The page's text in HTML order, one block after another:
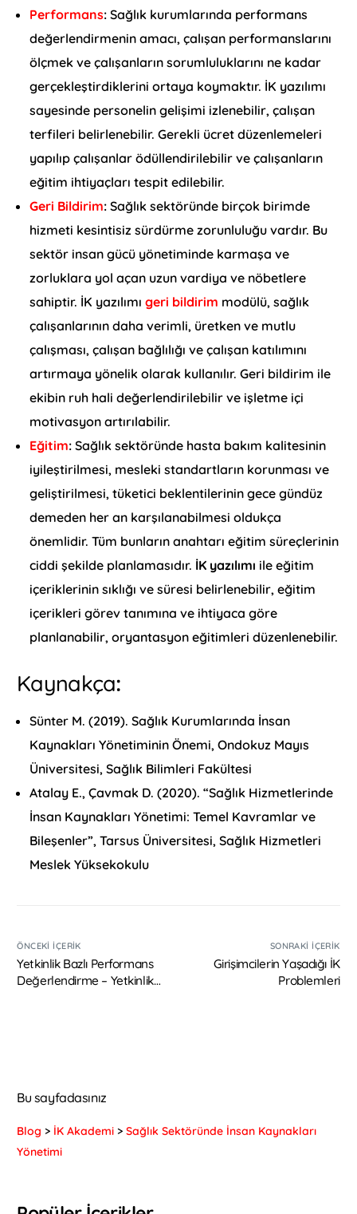
Performans:Sağlık kurumlarında performans
değerlendirmenin amacı, çalışan performanslarını
ölçmek ve çalışanların sorumluluklarını ne kadar
gerçekleştirdiklerini ortaya koymaktır. İK yazılımı
sayesinde personelin gelişimi izlenebilir, çalışan
terfileri belirlenebilir. Gerekli ücret düzenlemeleri
yapılıp çalışanlar ödüllendirilebilir ve çalışanların
eğitim ihtiyaçları tespit edilebilir.
Geri Bildirim:Sağlık sektöründe birçok birimde
hizmeti kesintisiz sürdürme zorunluluğu vardır. Bu
sektör insan gücü yönetiminde karmaşa ve
zorluklara yol açan uzun vardiya ve nöbetlere
sahiptir. İK yazılımıgeri bildirim modülü, sağlık
çalışanlarının daha verimli, üretken ve mutlu
çalışması, çalışan bağlılığı ve çalışan katılımını
artırmaya yönelik olarak kullanılır. Geri bildirim ile
ekibin ruh hali değerlendirilebilir ve işletme içi
motivasyon artırılabilir.
Eğitim:Sağlık sektöründe hasta bakım kalitesinin
iyileştirilmesi, mesleki standartların korunması ve
geliştirilmesi, tüketici beklentilerinin gece gündüz
demeden her an karşılanabilmesi oldukça
önemlidir. Tüm bunların anahtarı eğitim süreçlerinin
ciddi şekilde planlamasıdır. İK yazılımı ile eğitim
içeriklerinin sıklığı ve süresi belirlenebilir, eğitim
içerikleri görev tanımına ve ihtiyaca göre
planlanabilir, oryantasyon eğitimleri düzenlenebilir.
Kaynakça:
Sünter M. (2019). Sağlık Kurumlarında İnsan
Kaynakları Yönetiminin Önemi, Ondokuz Mayıs
Üniversitesi, Sağlık Bilimleri Fakültesi
Atalay E., Çavmak D. (2020). “Sağlık Hizmetlerinde
İnsan Kaynakları Yönetimi: Temel Kavramlar ve
Bileşenler”, Tarsus Üniversitesi, Sağlık Hizmetleri
Meslek Yüksekokulu
ÖNCEKI İÇERIK
Yetkinlik Bazlı Performans
Değerlendirme – Yetkinlik
SONRAKI İÇERIK
Girişimcilerin Yaşadığı İK
Problemleri
Bu sayfadasınız
Blog > İK Akademi >Sağlık Sektöründe İnsan Kaynakları
Yönetimi